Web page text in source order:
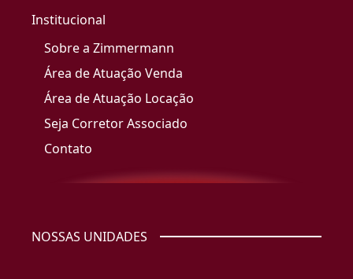
Institucional
Sobre a Zimmermann
Área de Atuação Venda
Área de Atuação Locação
Seja Corretor Associado
Contato
NOSSAS UNIDADES